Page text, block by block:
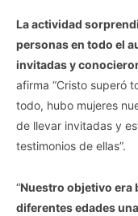
La actividad
personas en todo el
invitadas y
afirma “Cristo superó
todo, hubo mujeres
de llevar invitadas y
testimonios de ellas”.
“Nuestro objetivo era
diferentes edades